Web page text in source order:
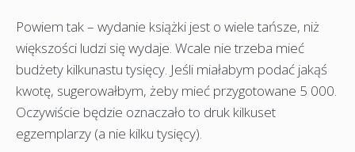
Powiem tak – wydanie książki jest o wiele tańsze, niż
większości ludzi się wydaje. Wcale nie trzeba mieć
budżety kilkunastu tysięcy. Jeśli miałabym podać jakąś
kwotę, sugerowałbym, żeby mieć przygotowane 5 000.
Oczywiście będzie oznaczało to druk kilkuset
egzemplarzy (a nie kilku tysięcy).